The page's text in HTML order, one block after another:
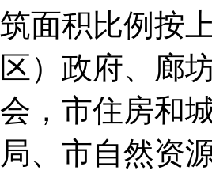
筑面积比例按
区）政府、廊
会，市住房和
局、市自然资